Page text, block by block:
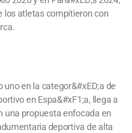
los atletas compitieron con
uno en la categor&#xED;a de
en Espa&#xF1;a, llega a
una propuesta enfocada en
deportiva de alta